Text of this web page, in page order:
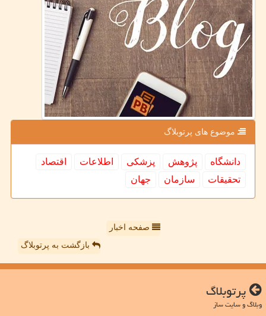
موضوع های پرتوبلاگ
دانشگاه پژوهش پزشكی اطلاعات
اقتصاد
تحقیقات
سازمان جهان
صفحه اخبار
بازگشت به پرتوبلاگ
پرتوبلاگ
وبلاگ و سایت ساز